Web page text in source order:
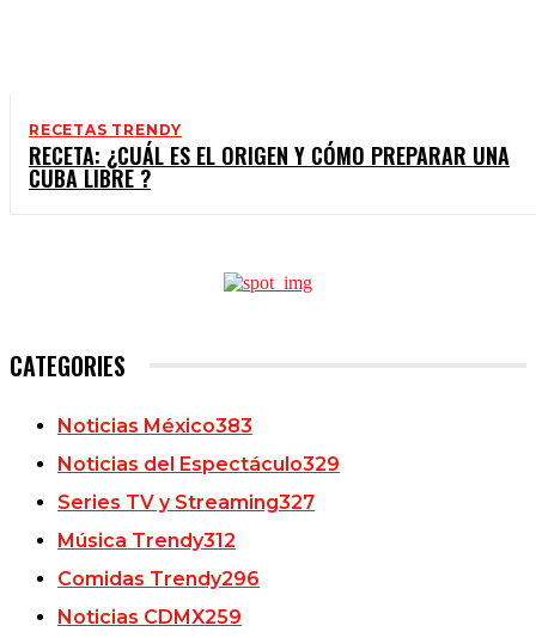
RECETAS TRENDY
RECETA: ¿CUÁL ES EL ORIGEN Y CÓMO PREPARAR UNA
CUBA LIBRE ?
CATEGORIES
Noticias México383
Noticias del Espectáculo329
Series TV y Streaming327
Música Trendy312
Comidas Trendy296
Noticias CDMX259